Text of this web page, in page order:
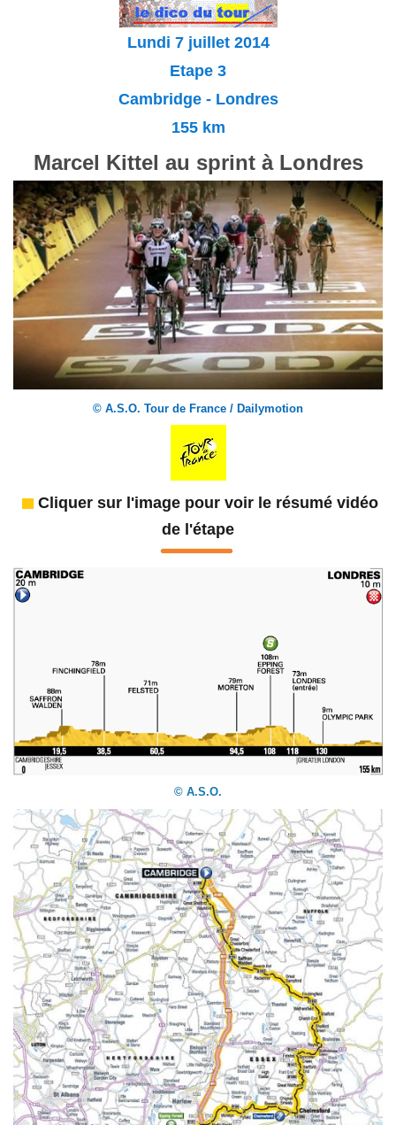
Lundi 7 juillet 2014
Etape 3
Cambridge - Londres
155 km
Marcel Kittel au sprint à Londres
© A.S.O. Tour de France / Dailymotion
Cliquer sur l'image pour voir le résumé vidéo
de l'étape
© A.S.O.